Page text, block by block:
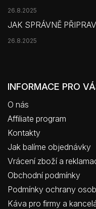
26.8.2025
JAK SPRÁVNĚ
26.8.2025
INFORMACE PRO
O nás
Affiliate program
Kontakty
Jak balíme objednávky
Vrácení zboží a
Obchodní podmínky
Podmínky ochrany
Káva pro firmy a